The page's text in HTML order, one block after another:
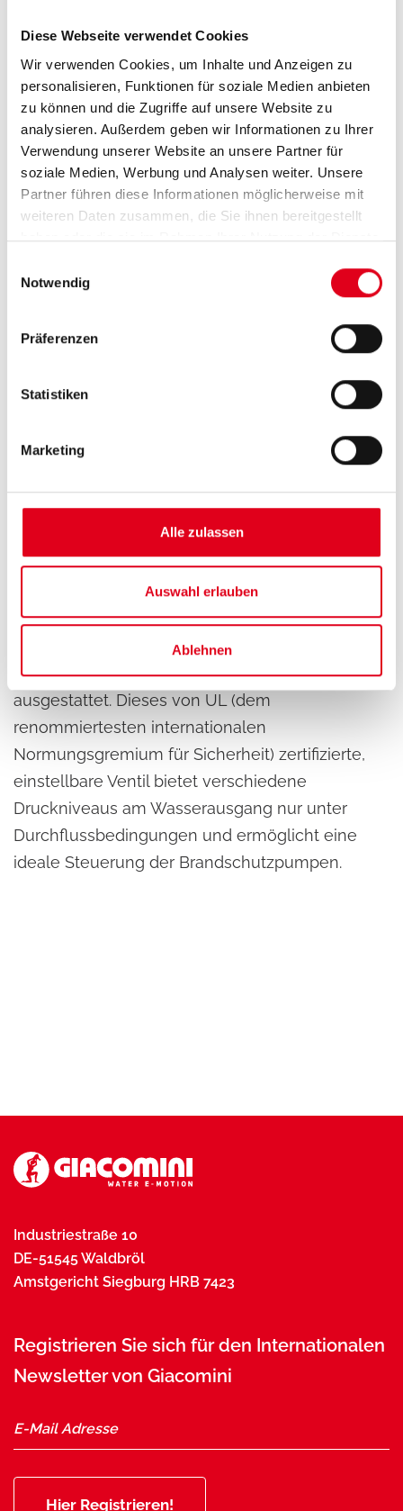
Diese Webseite verwendet Cookies
Wir verwenden Cookies, um Inhalte und Anzeigen zu
personalisieren, Funktionen für soziale Medien anbieten
zu können und die Zugriffe auf unsere Website zu
analysieren. Außerdem geben wir Informationen zu Ihrer
Verwendung unserer Website an unsere Partner für
soziale Medien, Werbung und Analysen weiter. Unsere
Partner führen diese Informationen möglicherweise mit
weiteren Daten zusammen, die Sie ihnen bereitgestellt
haben oder die sie im Rahmen Ihrer Nutzung der Dienste
Notwendig
Präferenzen
Statistiken
Marketing
Alle zulassen
Auswahl erlauben
Ablehnen
Nafco hat alle 25 Stockwerke spezielle
druckfeste und feuerfeste Schutzräume
geschaffen, die mit einem Heiz- und
Kühlsysteme und den erforderlichen
technischen Räumen ausgestattet sind, in denen
Tanks, Wasserpumpen und elektrische
Umspannwerke untergebracht sind.
Was die für das Brandschutzsystem
verwendeten Vorrichtungen betrifft, so hat Nafco
die Anlage mit Druckbegrenzungsventilen von
Giacomini mit maßgeschneiderten Details
ausgestattet. Dieses von UL (dem
renommiertesten internationalen
Normungsgremium für Sicherheit) zertifizierte,
einstellbare Ventil bietet verschiedene
Druckniveaus am Wasserausgang nur unter
Durchflussbedingungen und ermöglicht eine
ideale Steuerung der Brandschutzpumpen.
Industriestraße 10
DE-51545 Waldbröl
Amstgericht Siegburg HRB 7423
Registrieren Sie sich für den Internationalen
Newsletter von Giacomini
Hier Registrieren!